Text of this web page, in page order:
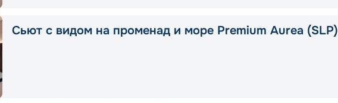
Сьют с видом на променад и море Premium Aurea (SLP)